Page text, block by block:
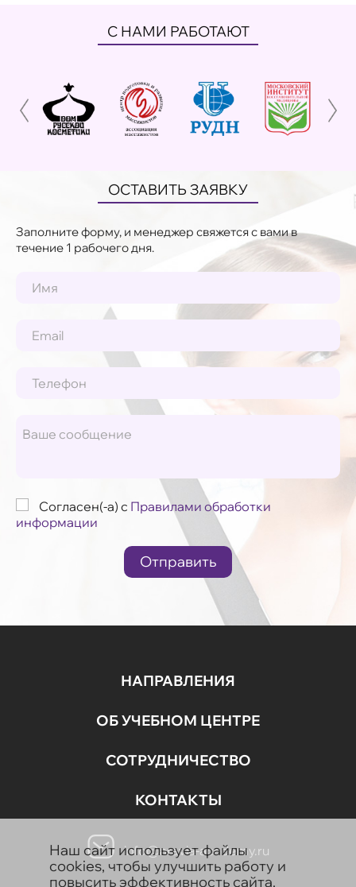
С НАМИ РАБОТАЮТ
ОСТАВИТЬ ЗАЯВКУ
Заполните форму, и менеджер свяжется с вами в
течение 1 рабочего дня.
Согласен(-а) с Правилами обработки
информации
Отправить
НАПРАВЛЕНИЯ
ОБ УЧЕБНОМ ЦЕНТРЕ
СОТРУДНИЧЕСТВО
КОНТАКТЫ
info@aravia-academy.ru
Наш сайт использует файлы
cookies, чтобы улучшить работу и
повысить эффективность сайта.